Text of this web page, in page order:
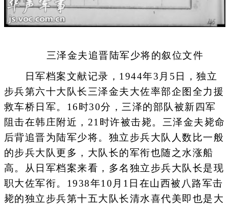
三泽金夫追晋陆军少将的叙位文件
日军档案文献记录，1944年3月5日，独立
步兵第六十大队长三泽金夫大佐率部企图全力援
救车桥日军。16时30分，三泽的部队被新四军
阻击在韩庄附近，21时许被击毙。三泽金夫毙命
后背追晋为陆军少将。独立步兵大队人数比一般
的步兵大队更多，大队长的军衔也随之水涨船
高。从日军档案来看，多名独立步兵大队长是现
职大佐军衔。1938年10月1日在山西被八路军击
毙的独立步兵第十五大队长清水喜代美即也是大